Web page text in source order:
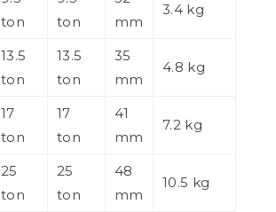
ton
ton
mm
3.4 kg
13.5
ton
13.5
ton
35
mm
4.8 kg
17
ton
17
ton
41
mm
7.2 kg
25
ton
25
ton
48
mm
10.5 kg